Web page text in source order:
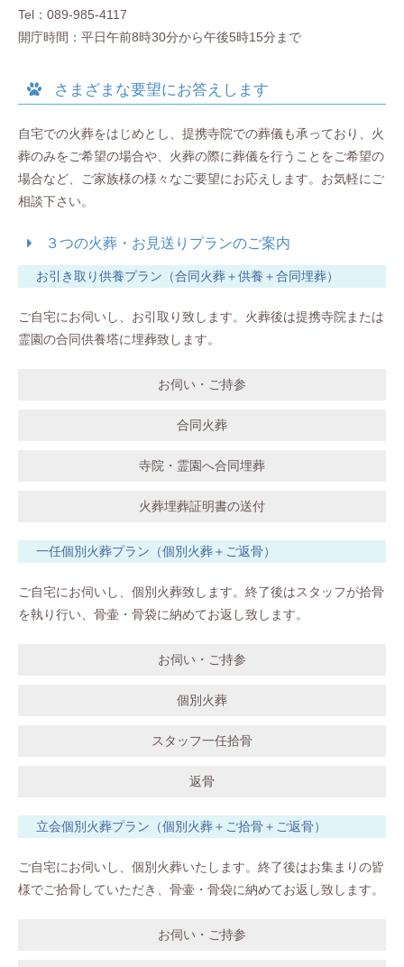
Tel： 089-985-4117
開庁時間：平日午前8時30分から午後5時15分まで
さまざまな要望にお答えします
自宅での火葬をはじめとし、提携寺院での葬儀も承っており、火
葬のみをご希望の場合や、火葬の際に葬儀を行うことをご希望の
場合など、ご家族様の様々なご要望にお応えします。お気軽にご
相談下さい。
３つの火葬・お見送りプランのご案内
お引き取り供養プラン（合同火葬＋供養＋合同埋葬）
ご自宅にお伺いし、お引取り致します。火葬後は提携寺院または
霊園の合同供養塔に埋葬致します。
お伺い・ご持参
合同火葬
寺院・霊園へ合同埋葬
火葬埋葬証明書の送付
一任個別火葬プラン（個別火葬＋ご返骨）
ご自宅にお伺いし、個別火葬致します。終了後はスタッフが拾骨
を執り行い、骨壷・骨袋に納めてお返し致します。
お伺い・ご持参
個別火葬
スタッフ一任拾骨
返骨
立会個別火葬プラン（個別火葬＋ご拾骨＋ご返骨）
ご自宅にお伺いし、個別火葬いたします。終了後はお集まりの皆
様でご拾骨していただき、骨壷・骨袋に納めてお返し致します。
お伺い・ご持参